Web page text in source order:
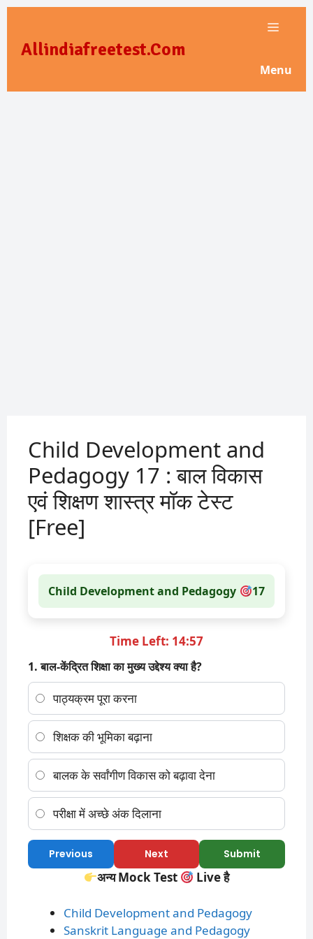
content
Allindiafreetest.Com
Menu
Child Development and
Pedagogy 17 : बाल विकास
एवं शिक्षण शास्त्र मॉक टेस्ट
[Free]
Child Development and Pedagogy 17
Time Left: 14:57
1. बाल-केंद्रित शिक्षा का मुख्य उद्देश्य क्या है?
पाठ्यक्रम पूरा करना
शिक्षक की भूमिका बढ़ाना
बालक के सर्वांगीण विकास को बढ़ावा देना
परीक्षा में अच्छे अंक दिलाना
Previous Next Submit
अन्य Mock Test Live है
Child Development and Pedagogy
Sanskrit Language and Pedagogy